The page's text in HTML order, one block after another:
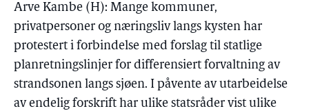
Arve Kambe (H): Mange kommuner,
privatpersoner og næringsliv langs kysten har
protestert i forbindelse med forslag til statlige
planretningslinjer for differensiert forvaltning av
strandsonen langs sjøen. I påvente av utarbeidelse
av endelig forskrift har ulike statsråder vist ulike